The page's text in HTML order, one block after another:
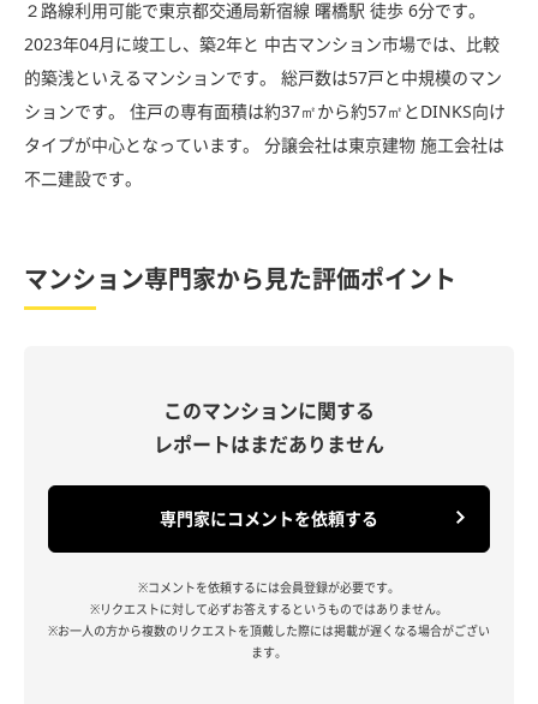
２路線利用可能で東京都交通局新宿線 曙橋駅 徒歩 6分です。
2023年04月に竣工し、築2年と 中古マンション市場では、比較
的築浅といえるマンションです。 総戸数は57戸と中規模のマン
ションです。 住戸の専有面積は約37㎡から約57㎡とDINKS向け
タイプが中心となっています。 分譲会社は東京建物 施工会社は
不二建設です。
マンション専門家から見た評価ポイント
このマンションに関する
レポートはまだありません
専門家にコメントを依頼する
※コメントを依頼するには会員登録が必要です。
※リクエストに対して必ずお答えするというものではありません。
※お一人の方から複数のリクエストを頂戴した際には掲載が遅くなる場合がござい
ます。